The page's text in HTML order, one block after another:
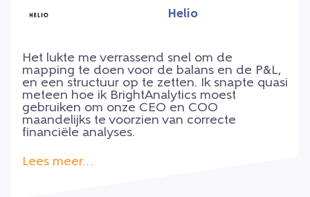
Helio
Het lukte me verrassend snel om de
mapping te doen voor de balans en de P&L,
en een structuur op te zetten. Ik snapte quasi
meteen hoe ik BrightAnalytics moest
gebruiken om onze CEO en COO
maandelijks te voorzien van correcte
financiële analyses.
Lees meer…